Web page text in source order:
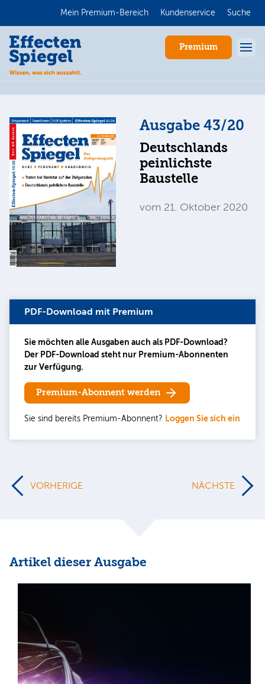
Mein Premium-Bereich Kundenservice Suche
Premium
Ausgabe 43/20
Deutschlands
peinlichste
Baustelle
vom 21. Oktober 2020
PDF-Download mit Premium
Sie möchten alle Ausgaben auch als PDF-Download?
Der PDF-Download steht nur Premium-Abonnenten
zur Verfügung.
Premium-Abonnent werden
Sie sind bereits Premium-Abonnent? Loggen Sie sich ein
VORHERIGE NÄCHSTE
Artikel dieser Ausgabe
Anmelden